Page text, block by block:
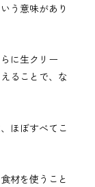
う意味があり
に生クリー
ることで、な
ほぼすべてこ
材を使うこと